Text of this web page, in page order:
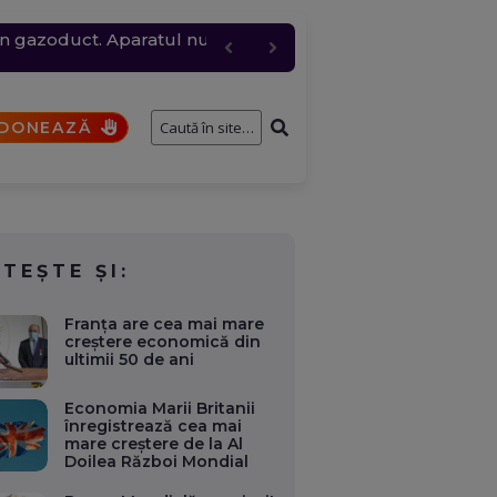
gazoduct. Aparatul nu
rafale de peste 80
de patru ani, au
întâmplă cu cererile și
trimite mai multă apă
ȘI:
Franța are cea mai mare
creștere economică din
ultimii 50 de ani
Economia Marii Britanii
înregistrează cea mai
mare creştere de la Al
Doilea Război Mondial